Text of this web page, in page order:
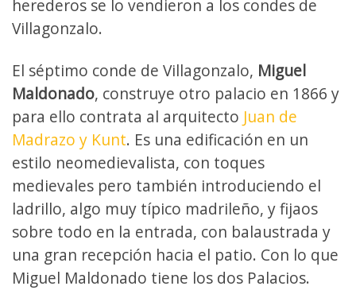
herederos se lo vendieron a los condes de
Villagonzalo.
El séptimo conde de Villagonzalo, Miguel
Maldonado, construye otro palacio en 1866 y
para ello contrata al arquitecto Juan de
Madrazo y Kunt. Es una edificación en un
estilo neomedievalista, con toques
medievales pero también introduciendo el
ladrillo, algo muy típico madrileño, y fijaos
sobre todo en la entrada, con balaustrada y
una gran recepción hacia el patio. Con lo que
Miguel Maldonado tiene los dos Palacios.